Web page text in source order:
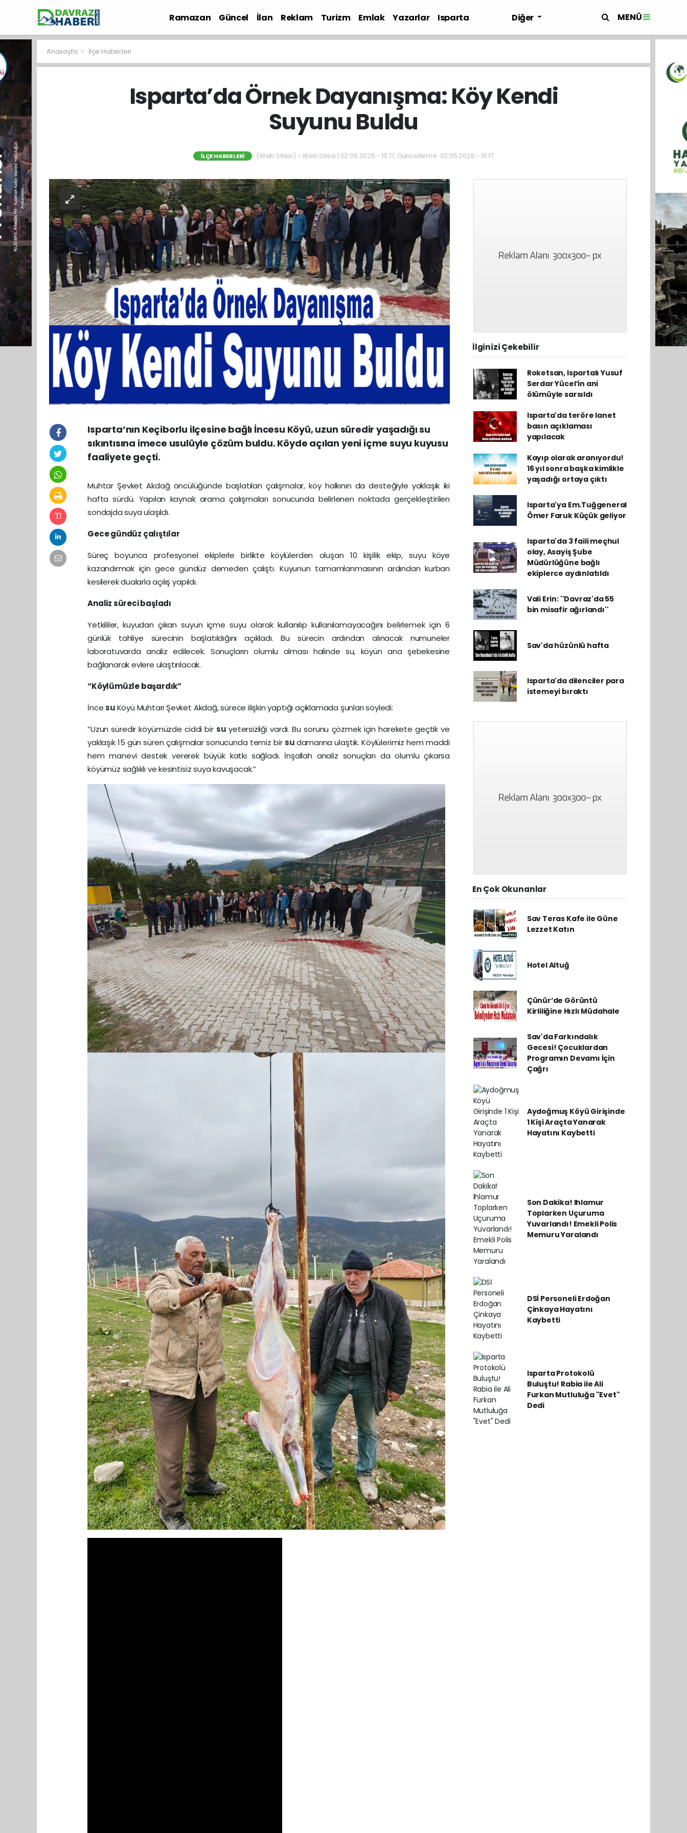
Ramazan Güncel İlan Reklam Turizm Emlak Yazarlar
Isparta
Diğer MENÜ
Anasayfa İlçe Haberleri
Isparta’da Örnek Dayanışma: Köy Kendi
Suyunu Buldu
İLÇE HABERLERI (Web Sitesi) - Web Sitesi | 02.05.2026 - 15:17, Güncelleme: 02.05.2026 - 15:17
Isparta’nın Keçiborlu ilçesine bağlı İncesu Köyü, uzun süredir yaşadığı su
sıkıntısına imece usulüyle çözüm buldu. Köyde açılan yeni içme suyu kuyusu
faaliyete geçti.
Muhtar Şevket Akdağ öncülüğünde başlatılan çalışmalar, köy halkının da desteğiyle yaklaşık iki
hafta sürdü. Yapılan kaynak arama çalışmaları sonucunda belirlenen noktada gerçekleştirilen
sondajda suya ulaşıldı.
Gece gündüz çalıştılar
Süreç boyunca profesyonel ekiplerle birlikte köylülerden oluşan 10 kişilik ekip, suyu köye
kazandırmak için gece gündüz demeden çalıştı. Kuyunun tamamlanmasının ardından kurban
kesilerek dualarla açılış yapıldı.
Analiz süreci başladı
Yetkililer, kuyudan çıkan suyun içme suyu olarak kullanılıp kullanılamayacağını belirlemek için 6
günlük tahliye sürecinin başlatıldığını açıkladı. Bu sürecin ardından alınacak numuneler
laboratuvarda analiz edilecek. Sonuçların olumlu olması halinde su, köyün ana şebekesine
bağlanarak evlere ulaştırılacak.
“Köylümüzle başardık”
İnce suKöyü Muhtarı Şevket Akdağ, sürece ilişkin yaptığı açıklamada şunları söyledi:
“Uzun süredir köyümüzde ciddi bir suyetersizliği vardı. Bu sorunu çözmek için harekete geçtik ve
yaklaşık 15 gün süren çalışmalar sonucunda temiz bir sudamarına ulaştık. Köylülerimiz hem maddi
hem manevi destek vererek büyük katkı sağladı. İnşallah analiz sonuçları da olumlu çıkarsa
köyümüz sağlıklı ve kesintisiz suya kavuşacak.”
İlginizi Çekebilir
Roketsan, Ispartalı Yusuf
Serdar Yücel’in ani
ölümüyle sarsıldı
Isparta'da teröre lanet
basın açıklaması
yapılacak
Kayıp olarak aranıyordu!
16 yıl sonra başka kimlikle
yaşadığı ortaya çıktı
Isparta'ya Em.Tuğgeneral
Ömer Faruk Küçük geliyor
Isparta'da 3 faili meçhul
olay, Asayiş Şube
Müdürlüğüne bağlı
ekiplerce aydınlatıldı
Vali Erin: ''Davraz'da 55
bin misafir ağırlandı''
Sav'da hüzünlü hafta
Isparta'da dilenciler para
istemeyi bıraktı
En Çok Okunanlar
Sav Teras Kafe ile Güne
Lezzet Katın
Hotel Altuğ
Çünür’de Görüntü
Kirliliğine Hızlı Müdahale
Sav'da Farkındalık
Gecesi! Çocuklardan
Programın Devamı İçin
Çağrı
Aydoğmuş Köyü Girişinde
1 Kişi Araçta Yanarak
Hayatını Kaybetti
Son Dakika! Ihlamur
Toplarken Uçuruma
Yuvarlandı! Emekli Polis
Memuru Yaralandı
DSİ Personeli Erdoğan
Çinkaya Hayatını
Kaybetti
Isparta Protokolü
Buluştu! Rabia ile Ali
Furkan Mutluluğa "Evet"
Dedi